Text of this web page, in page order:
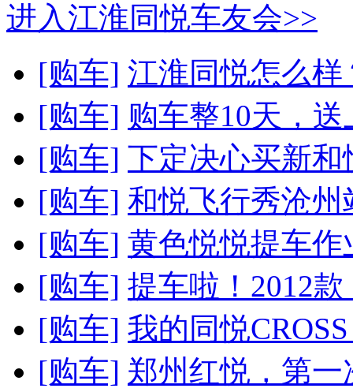
进入江淮同悦车友会>>
[购车] 江淮同悦怎么
[购车] 购车整10天，
[购车] 下定决心买新和
[购车] 和悦飞行秀沧
[购车] 黄色悦悦提车
[购车] 提车啦！2012款
[购车] 我的同悦
[购车] 郑州红悦，第一